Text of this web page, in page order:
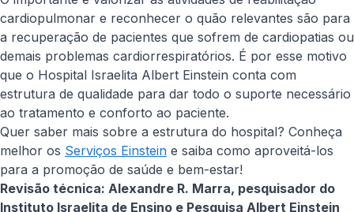
cardiopulmonar e reconhecer o quão relevantes são para
a recuperação de pacientes que sofrem de cardiopatias ou
demais problemas cardiorrespiratórios. É por esse motivo
que o Hospital Israelita Albert Einstein conta com
estrutura de qualidade para dar todo o suporte necessário
ao tratamento e conforto ao paciente.
Quer saber mais sobre a estrutura do hospital? Conheça
melhor os Serviços Einstein e saiba como aproveitá-los
para a promoção de saúde e bem-estar!
Revisão técnica: Alexandre R. Marra, pesquisador do
Instituto Israelita de Ensino e Pesquisa Albert Einstein